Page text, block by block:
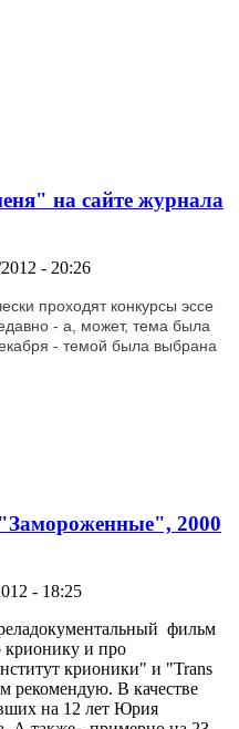
на сайте журнала
- 20:26
проходят конкурсы эссе
- а, может, тема была
- темой была выбрана
Голосуйте!
2000
- 18:25
фильм
крионику и про
крионики" и "Trans
рекомендую. В качестве
на 12 лет Юрия